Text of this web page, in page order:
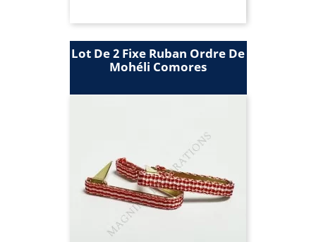
Lot De 2 Fixe Ruban Ordre De
Mohéli Comores